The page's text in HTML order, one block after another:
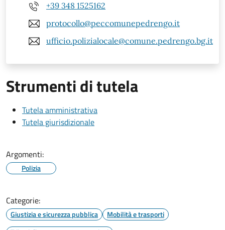
+39 348 1525162
protocollo@peccomunepedrengo.it
ufficio.polizialocale@comune.pedrengo.bg.it
Strumenti di tutela
Tutela amministrativa
Tutela giurisdizionale
Argomenti:
Polizia
Categorie:
Giustizia e sicurezza pubblica
Mobilità e trasporti